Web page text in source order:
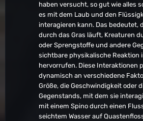
haben versucht, so gut wie alles
es mit dem Laub und den
interagieren kann. Das bedeutet,
durch das Gras läuft, Kreaturen
oder Sprengstoffe und andere
sichtbare physikalische Reaktion
hervorrufen. Diese Interaktionen
dynamisch an verschiedene
Größe, die Geschwindigkeit oder
Gegenstands, mit dem sie
mit einem Spino durch einen
seichtem Wasser auf